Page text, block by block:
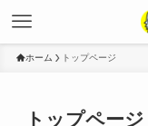
ホーム トップページ
トップページ